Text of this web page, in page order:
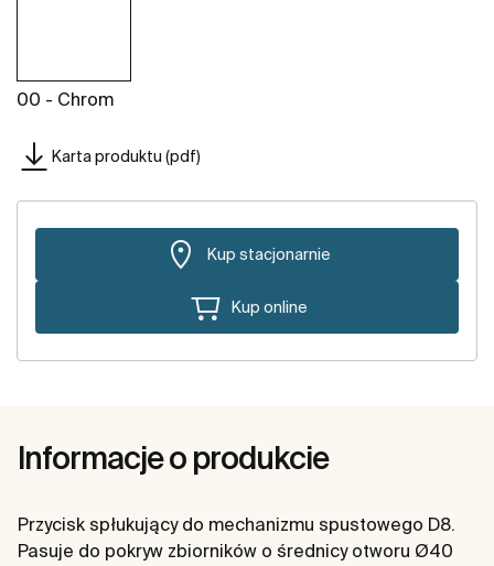
00 - Chrom
Karta produktu (pdf)
Kup stacjonarnie
Kup online
Informacje o produkcie
Przycisk spłukujący do mechanizmu spustowego D8.
Pasuje do pokryw zbiorników o średnicy otworu Ø40